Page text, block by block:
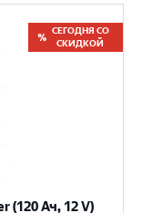
СЕГОДНЯ СО
СКИДКОЙ
(120 Ач, 12 V)